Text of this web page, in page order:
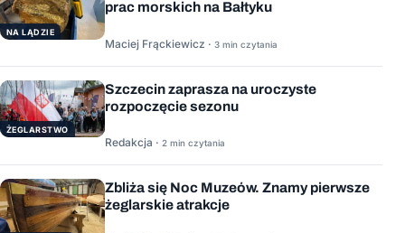
NA LĄDZIE
prac morskich na Bałtyku
Maciej Frąckiewicz · 3 min czytania
ŻEGLARSTWO
Szczecin zaprasza na uroczyste
rozpoczęcie sezonu
Redakcja · 2 min czytania
Zbliża się Noc Muzeów. Znamy pierwsze
żeglarskie atrakcje